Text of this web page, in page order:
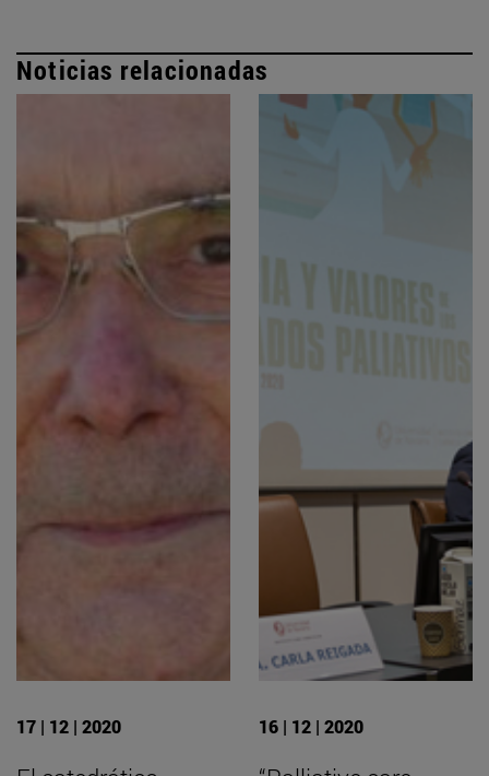
Noticias relacionadas
17 | 12 | 2020 16 | 12 | 2020